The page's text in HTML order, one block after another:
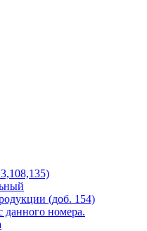
(доб. 154)
номера.